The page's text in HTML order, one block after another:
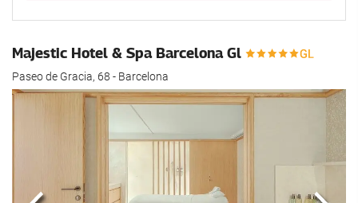
Majestic Hotel & Spa Barcelona Gl
Paseo de Gracia, 68 - Barcelona